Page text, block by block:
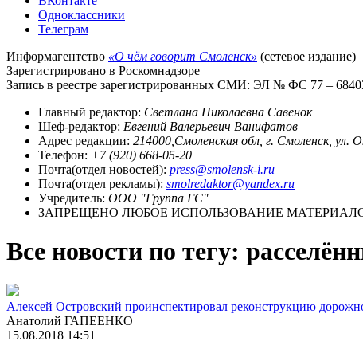
Одноклассники
Телеграм
Информагентство «О чём говорит Смоленск» (сетевое издание)
Зарегистрировано в Роскомнадзоре
Запись в реестре зарегистрированных СМИ: ЭЛ № ФС 77 –
Главный редактор: Светлана Николаевна Савенок
Шеф-редактор: Евгений Валерьевич Ванифатов
Адрес редакции: 214000,Смоленская обл, г. Смоленск, ул.
Телефон: +7 (920) 668-05-20
Почта(отдел новостей): press@smolensk-i.ru
Почта(отдел рекламы): smolredaktor@yandex.ru
Учредитель: ООО "Группа ГС"
ЗАПРЕЩЕНО ЛЮБОЕ ИСПОЛЬЗОВАНИЕ
Все новости по тегу:
Алексей Островский проинспектировал реконструкцию
Анатолий ГАПЕЕНКО
15.08.2018 14:51